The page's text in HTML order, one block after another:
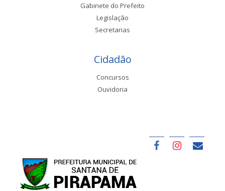
Gabinete do Prefeito
Legislação
Secretarias
Cidadão
Concursos
Ouvidoria